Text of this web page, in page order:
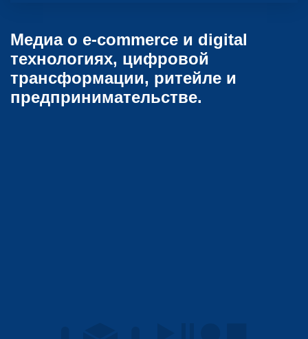
Медиа о e-commerce и digital
технологиях, цифровой
трансформации, ритейле и
предпринимательстве.